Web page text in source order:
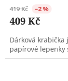
419 Kč –2 %
409 Kč
Dárková
papírové lepenky